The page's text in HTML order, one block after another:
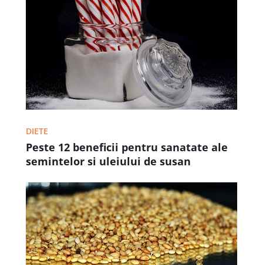
DIETE
Peste 12 beneficii pentru sanatate ale
semintelor si uleiului de susan